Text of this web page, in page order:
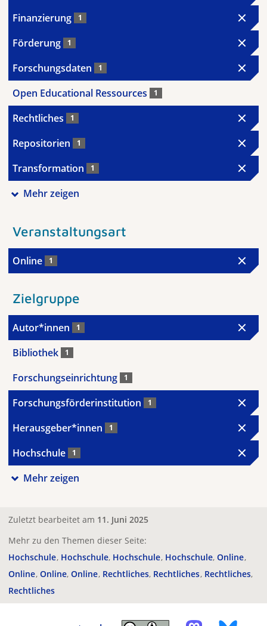
Finanzierung 1
Förderung 1
Forschungsdaten 1
Open Educational Ressources 1
Rechtliches 1
Repositorien 1
Transformation 1
Mehr zeigen
Veranstaltungsart
Online 1
Zielgruppe
Autor*innen 1
Bibliothek 1
Forschungseinrichtung 1
Forschungsförderinstitution 1
Herausgeber*innen 1
Hochschule 1
Mehr zeigen
Zuletzt bearbeitet am 11. Juni 2025
Mehr zu den Themen dieser Seite:
Hochschule Hochschule Hochschule Hochschule Online
Online Online Online Rechtliches Rechtliches Rechtliches
Rechtliches